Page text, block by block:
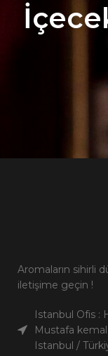
Aromaların sihirli
iletişime geçin !
Istanbul Ofis :
Mustafa
Istanbul /